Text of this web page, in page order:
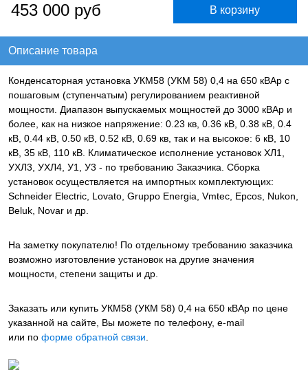
453 000 руб
Описание товара
Конденсаторная установка УКМ58 (УКМ 58) 0,4 на 650 кВАр с
пошаговым (ступенчатым) регулированием реактивной
мощности. Диапазон выпускаемых мощностей до 3000 кВАр и
более, как на низкое напряжение: 0.23 кв, 0.36 кВ, 0.38 кВ, 0.4
кВ, 0.44 кВ, 0.50 кВ, 0.52 кВ, 0.69 кв, так и на высокое: 6 кВ, 10
кВ, 35 кВ, 110 кВ. Климатическое исполнение установок ХЛ1,
УХЛ3, УХЛ4, У1, У3 - по требованию Заказчика. Сборка
установок осуществляется на импортных комплектующих:
Schneider Electric, Lovato, Gruppo Energia, Vmtec, Epcos, Nukon,
Beluk, Novar и др.
На заметку покупателю! По отдельному требованию заказчика
возможно изготовление установок на другие значения
мощности, степени защиты и др.
Заказать или купить УКМ58 (УКМ 58) 0,4 на 650 кВАр по цене
указанной на сайте, Вы можете по телефону, e-mail
или по форме обратной связи.